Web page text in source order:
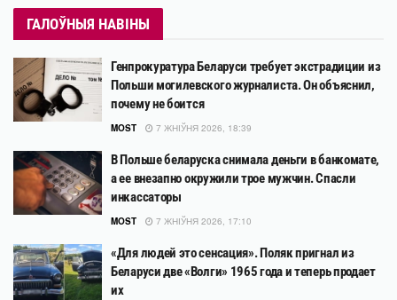
ГАЛОЎНЫЯ НАВІНЫ
Генпрокуратура Беларуси требует экстрадиции из
Польши могилевского журналиста. Он объяснил,
почему не боится
MOST 7 ЖНІЎНЯ 2026, 18:39
В Польше беларуска снимала деньги в банкомате,
а ее внезапно окружили трое мужчин. Спасли
инкассаторы
MOST 7 ЖНІЎНЯ 2026, 17:10
«Для людей это сенсация». Поляк пригнал из
Беларуси две «Волги» 1965 года и теперь продает
их